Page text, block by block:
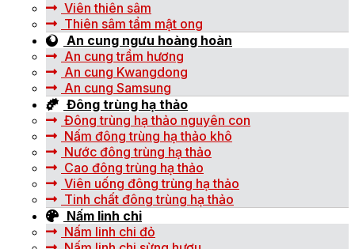
Viên thiên sâm
Thiên sâm tẩm mật ong
An cung ngưu hoàng hoàn
An cung trầm hương
An cung Kwangdong
An cung Samsung
Đông trùng hạ thảo
Đông trùng hạ thảo nguyên con
Nấm đông trùng hạ thảo khô
Nước đông trùng hạ thảo
Cao đông trùng hạ thảo
Viên uống đông trùng hạ thảo
Tinh chất đông trùng hạ thảo
Nấm linh chi
Nấm linh chi đỏ